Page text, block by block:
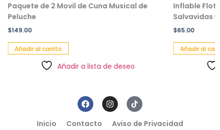
Paquete de 2 Movil de Cuna Musical de
Peluche
$149.00
Añadir al carrito
Añadir a lista de deseo
Inflable
Salvavidas
$65.00
Añadir al
Inicio Contacto Aviso de Privacidad